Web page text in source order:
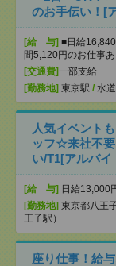
のお手伝い！[
[給 与] ■日給
間5,120円のお仕事あ
[交通費]一部支給
[勤務地] 東京駅 / 水
人気イベント
ッフ☆来社不
い/T1[アルバイ
[給 与] 日給13,000
[勤務地] 東京都八王
王子駅）
座り仕事！給